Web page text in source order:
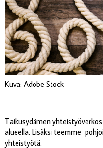
Kuva: Adobe Stock
Taikusydämen
alueella. Lisäksi teemme
yhteistyötä.